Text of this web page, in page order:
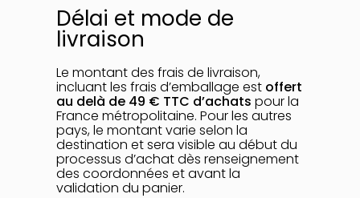
Délai et mode de
livraison
Le montant des frais de livraison,
incluant les frais d’emballage est offert
au delà de 49 € TTC d’achats pour la
France métropolitaine. Pour les autres
pays, le montant varie selon la
destination et sera visible au début du
processus d’achat dès renseignement
des coordonnées et avant la
validation du panier.